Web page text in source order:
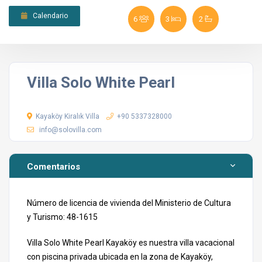
6 3 2
Calendario
Villa Solo White Pearl
Kayaköy Kiralık Villa
+90 5337328000
info@solovilla.com
Comentarios
Número de licencia de vivienda del Ministerio de Cultura
y Turismo: 48-1615
Villa Solo White Pearl Kayaköy es nuestra villa vacacional
con piscina privada ubicada en la zona de Kayaköy,